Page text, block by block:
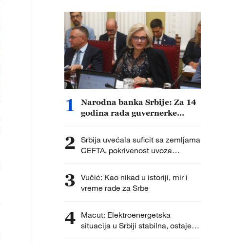
1
Narodna banka Srbije: Za 14
godina rada guvernerke
privrede
2 Srbija uvećala suficit sa zemljama
CEFTA, pokrivenost uvoza
izvozom veća od 300 odsto
3 Vučić: Kao nikad u istoriji, mir i
vreme rade za Srbe
4 Macut: Elektroenergetska
situacija u Srbiji stabilna, ostaje
apel za racionalnom potrošnjom